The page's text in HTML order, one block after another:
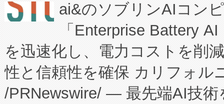
manufacturing™ (FCCM™) プ
たNeXは、バイオ医薬品製造
従来のフェッドバッチ施設の
に、患者やサプライチェーン
キー方式で拡張性が高く、持
ai&のソブリンAIコン
「Enterprise Battery
を迅速化し、電力コストを削
性と信頼性を確保 カリフォル
/PRNewswire/ — 最先端AI技術